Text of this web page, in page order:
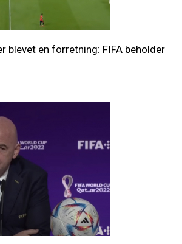
blevet en forretning: FIFA beholder